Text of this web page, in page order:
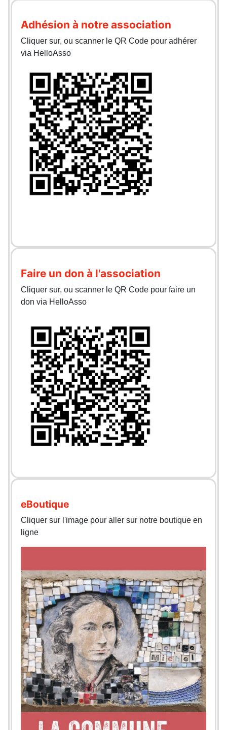
Adhésion à notre association
Cliquer sur, ou scanner le QR Code pour adhérer
via HelloAsso
Faire un don à l'association
Cliquer sur, ou scanner le QR Code pour faire un
don via HelloAsso
eBoutique
Cliquer sur l'image pour aller sur notre boutique en
ligne